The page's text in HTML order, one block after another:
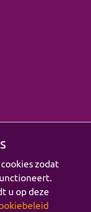
zodat
u op deze